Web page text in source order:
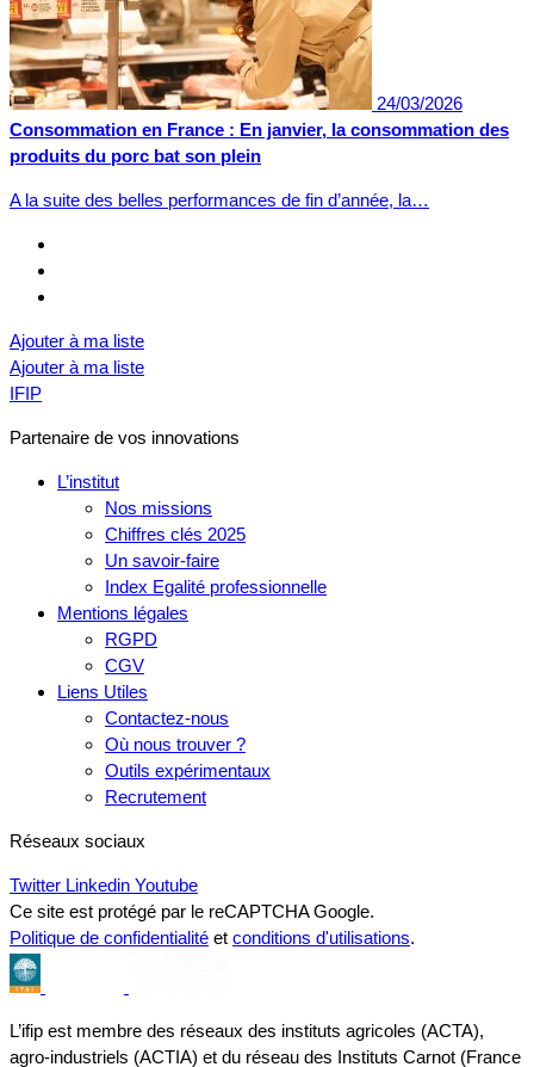
24/03/2026
Consommation en France : En janvier, la consommation des
produits du porc bat son plein
A la suite des belles performances de fin d’année, la…
Ajouter à ma liste
Ajouter à ma liste
IFIP
Partenaire de vos innovations
L’institut
Nos missions
Chiffres clés 2025
Un savoir-faire
Index Egalité professionnelle
Mentions légales
RGPD
CGV
Liens Utiles
Contactez-nous
Où nous trouver ?
Outils expérimentaux
Recrutement
Réseaux sociaux
Twitter Linkedin Youtube
Ce site est protégé par le reCAPTCHA Google.
Politique de confidentialité et conditions d'utilisations.
L’ifip est membre des réseaux des instituts agricoles (ACTA),
agro-industriels (ACTIA) et du réseau des Instituts Carnot (France